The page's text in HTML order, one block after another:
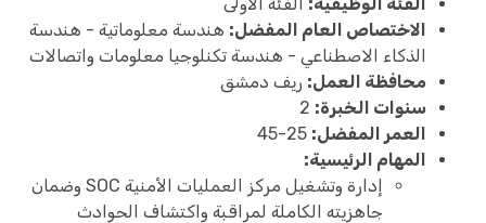
الاختصاص العام المفضل: هندسة معلوماتية - هندسة
الذكاء الاصطناعي - هندسة تكنلوجيا معلومات واتصالات
محافظة العمل: ريف دمشق
سنوات الخبرة:
العمر المفضل:
المهام الرئيسية:
إدارة وتشغيل مركز العمليات الأمنية SOC وضمان
جاهزيته الكاملة لمراقبة واكتشاف الحوادث